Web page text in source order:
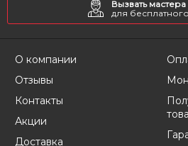
Вызвать мастера
для
О компании
Отзывы
Контакты
Акции
Доставка